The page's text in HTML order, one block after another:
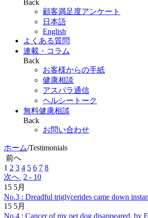
Back
顧客満足度アンケート
日本語
English
よくある質問
連載・コラム
Back
お客様からの手紙
健康相談
アスパラ通信
ヘルシートーク
無料健康相談
Back
お問い合わせ
ホーム/Testimonials
前へ
1 2 3 4 5 6 7 8
次へ 2 - 10
15 5月
No.3 : Dreadful triglycerides came down
15 5月
No.4 : Cancer of my pet dog disappeared. by